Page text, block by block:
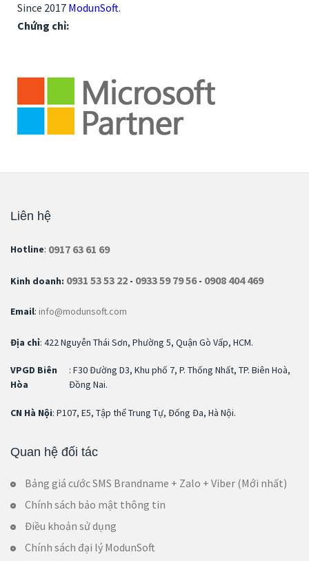
Since 2017 ModunSoft.
Chứng chỉ:
Liên hệ
Hotline: 0917 63 61 69
Kinh doanh: 0931 53 53 22 - 0933 59 79 56- 0908 404 469
Email: info@modunsoft.com
Địa chỉ: 422 Nguyễn Thái Sơn, Phường 5, Quận Gò Vấp, HCM.
VPGD Biên
Hòa
: F30 Đường D3, Khu phố 7, P. Thống Nhất, TP. Biên Hoà,
Đồng Nai.
CN Hà Nội: P107, E5, Tập thể Trung Tự, Đống Đa, Hà Nội.
Quan hệ đối tác
Bảng giá cước SMS Brandname + Zalo + Viber (Mới nhất)
Chính sách bảo mật thông tin
Điều khoản sử dụng
Chính sách đại lý ModunSoft